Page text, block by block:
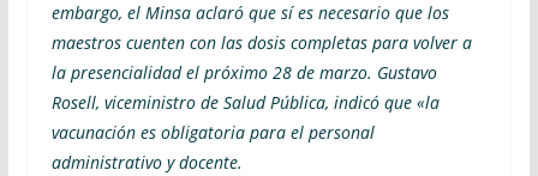
embargo, el Minsa aclaró que sí es necesario que los
maestros cuenten con las dosis completas para volver a
la presencialidad el próximo 28 de marzo. Gustavo
Rosell, viceministro de Salud Pública, indicó que «la
vacunación es obligatoria para el personal
administrativo y docente.